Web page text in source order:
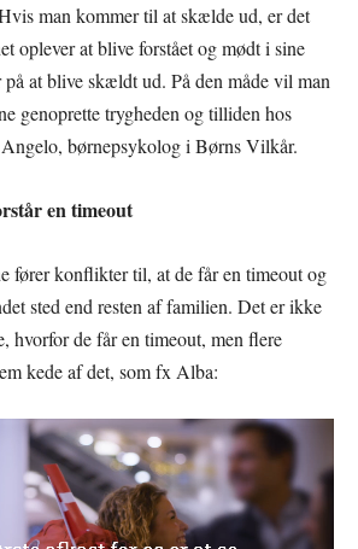
man kommer til at skælde ud, er det
oplever at blive forstået og mødt i sine
at blive skældt ud. På den måde vil man
genoprette trygheden og tilliden hos
børnepsykolog i Børns Vilkår.
en timeout
fører konflikter til, at de får en timeout og
sted end resten af familien. Det er ikke
hvorfor de får en timeout, men flere
kede af det, som fx Alba: